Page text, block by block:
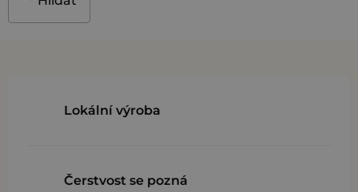
Lokální výroba
Čerstvost se pozná